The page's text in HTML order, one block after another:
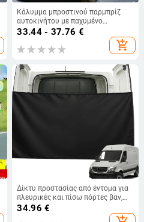
Κάλυμμα μπροστινού παρμπρίζ
αυτοκινήτου με παχυμένο
αλουμινένιο φιλμ, εγκατάσταση με
παράθυρο, προσαρμοζόμενο
33.44 - 37.76 €
add_shopping_cart
Δίκτυ προστασίας από έντομα για
πλευρικές και πίσω πόρτες βαν,
κουρτίνα-φράγμα
εντομοπροστασίας με φερμουάρ,
34.96 €